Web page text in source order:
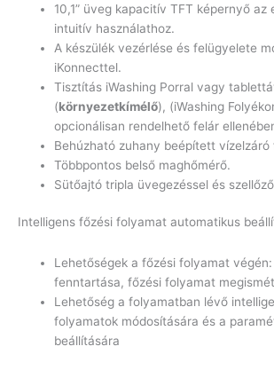
10,1” üveg kapacitív TFT képernyő az
intuitív használathoz.
A készülék vezérlése és felügyelete
iKonnecttel.
Tisztítás iWashing Porral vagy
(környezetkímélő), (iWashing
opcionálisan rendelhető felár
Behúzható zuhany beépített vízelzáró
Többpontos belső maghőmérő.
Sütőajtó tripla üvegezéssel és
Intelligens főzési folyamat automatikus
Lehetőségek a főzési folyamat
fenntartása, főzési folyamat
Lehetőség a folyamatban lévő
folyamatok módosítására és a
beállítására